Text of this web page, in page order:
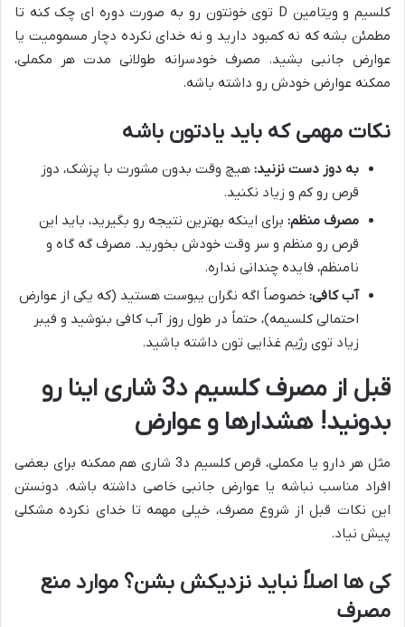
کلسیم و ویتامین D توی خونتون رو به صورت دوره ای چک کنه تا
مطمئن بشه که نه کمبود دارید و نه خدای نکرده دچار مسمومیت یا
عوارض جانبی بشید. مصرف خودسرانه طولانی مدت هر مکملی،
ممکنه عوارض خودش رو داشته باشه.
نکات مهمی که باید یادتون باشه
به دوز دست نزنید: هیچ وقت بدون مشورت با پزشک، دوز
قرص رو کم و زیاد نکنید.
مصرف منظم: برای اینکه بهترین نتیجه رو بگیرید، باید این
قرص رو منظم و سر وقت خودش بخورید. مصرف گه گاه و
نامنظم، فایده چندانی نداره.
آب کافی: خصوصاً اگه نگران یبوست هستید (که یکی از عوارض
احتمالی کلسیمه)، حتماً در طول روز آب کافی بنوشید و فیبر
زیاد توی رژیم غذایی تون داشته باشید.
قبل از مصرف کلسیم د3 شاری اینا رو
بدونید! هشدارها و عوارض
مثل هر دارو یا مکملی، قرص کلسیم د3 شاری هم ممکنه برای بعضی
افراد مناسب نباشه یا عوارض جانبی خاصی داشته باشه. دونستن
این نکات قبل از شروع مصرف، خیلی مهمه تا خدای نکرده مشکلی
پیش نیاد.
کی ها اصلاً نباید نزدیکش بشن؟ موارد منع
مصرف